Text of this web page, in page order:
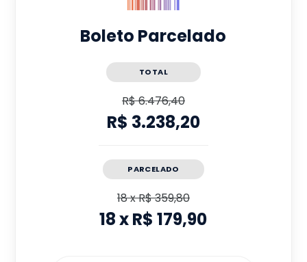
Boleto Parcelado
TOTAL
R$ 6.476,40
R$ 3.238,20
PARCELADO
18xR$ 359,80
18xR$ 179,90